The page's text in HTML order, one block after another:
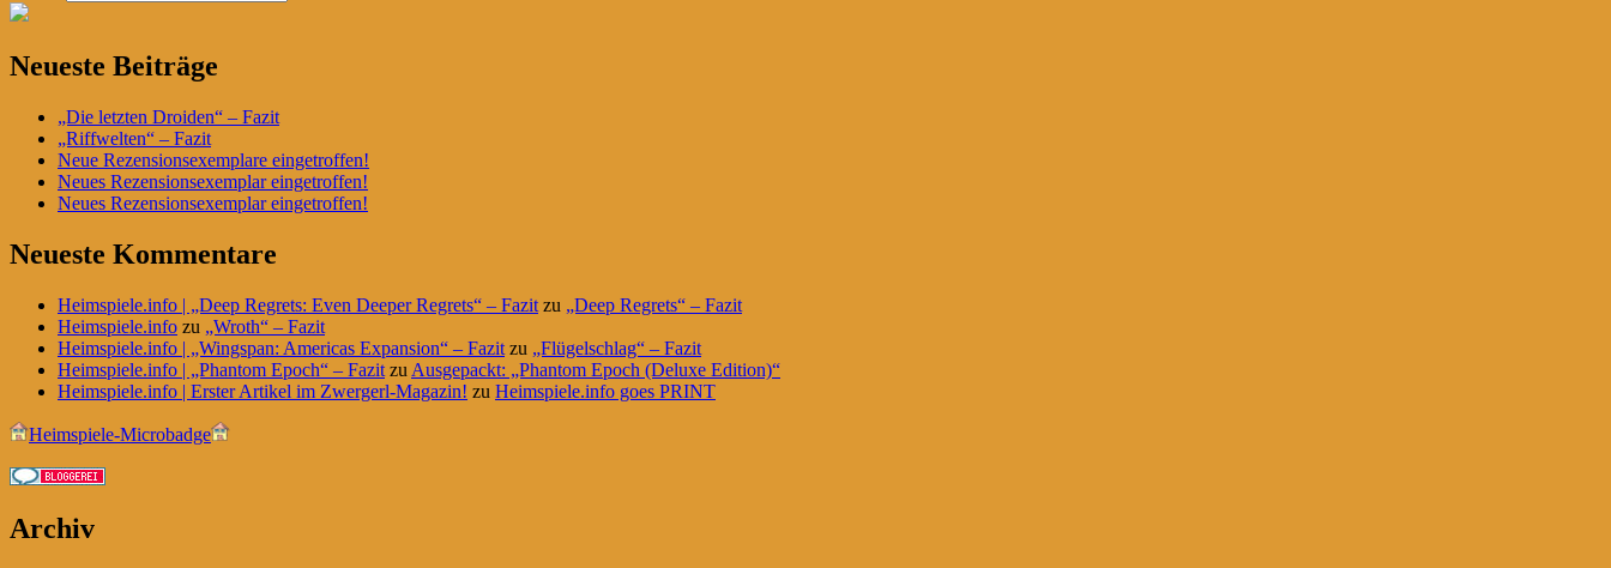
Neueste Beiträge
„Die letzten Droiden“ – Fazit
„Riffwelten“ – Fazit
Neue Rezensionsexemplare eingetroffen!
Neues Rezensionsexemplar eingetroffen!
Neues Rezensionsexemplar eingetroffen!
Neueste Kommentare
Heimspiele.info | „Deep Regrets: Even Deeper Regrets“ – Fazit zu „Deep Regrets“ – Fazit
Heimspiele.info zu „Wroth“ – Fazit
Heimspiele.info | „Wingspan: Americas Expansion“ – Fazit zu „Flügelschlag“ – Fazit
Heimspiele.info | „Phantom Epoch“ – Fazit zu Ausgepackt: „Phantom Epoch (Deluxe Edition)“
Heimspiele.info | Erster Artikel im Zwergerl-Magazin! zu Heimspiele.info goes PRINT
Heimspiele-Microbadge
Archiv